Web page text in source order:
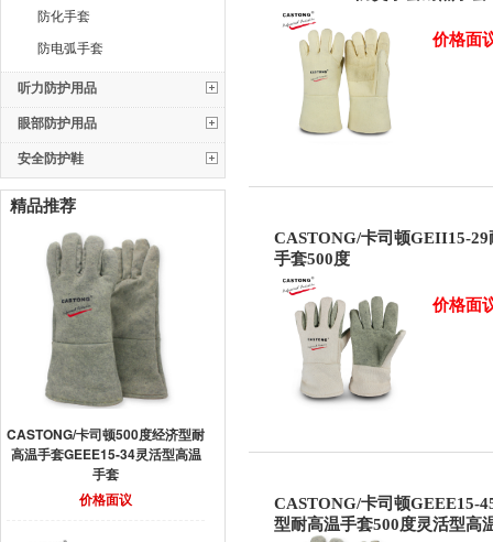
防化手套
防电弧手套
听力防护用品
眼部防护用品
安全防护鞋
精品推荐
CASTONG/卡司顿500度经济型耐
高温手套GEEE15-34灵活型高温
手套
价格面议
价格面
CASTONG/卡司顿GEII15-29
手套500度
价格面
CASTONG/卡司顿GEEE15-
型耐高温手套500度灵活型高